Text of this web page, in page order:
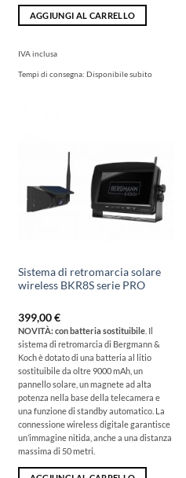
AGGIUNGI AL CARRELLO
IVA inclusa
Tempi di consegna: Disponibile subito
Sistema di retromarcia solare
wireless BKR8S serie PRO
399,00€
NOVITÀ: con batteria sostituibile. Il
sistema di retromarcia di Bergmann &
Koch è dotato di una batteria al litio
sostituibile da oltre 9000 mAh, un
pannello solare, un magnete ad alta
potenza nella base della telecamera e
una funzione di standby automatico. La
connessione wireless digitale garantisce
un’immagine nitida, anche a una distanza
massima di 50 metri.